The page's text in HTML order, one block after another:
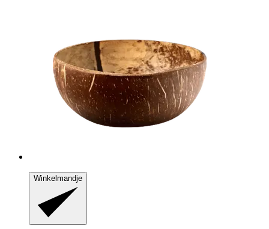
Winkelmandje